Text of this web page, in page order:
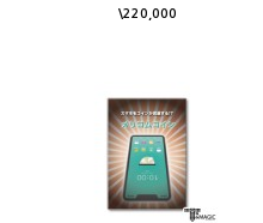
\220,000